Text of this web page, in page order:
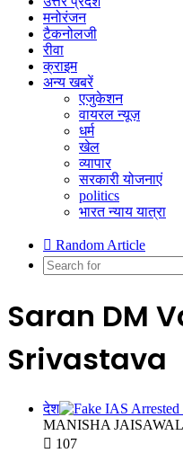
मनोरंजन
टैकनोलजी
रीवा
क्राइम
अन्य खबरें
एजुकेशन
वायरल न्यूज़
धर्म
खेल
व्यापार
सरकारी योजनाएं
politics
भारत न्याय यात्रा
Random Article
Saran DM
Srivastava
देश
MANISHA JAISAWAL
107